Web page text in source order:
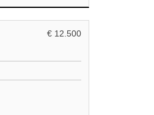
€ 12.500